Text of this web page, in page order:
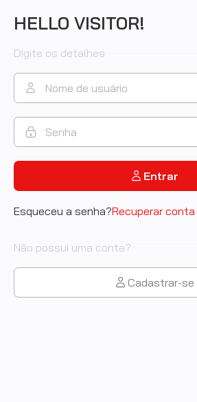
HELLO VISITOR!
Digite os detalhes
Entrar
Esqueceu a senha?Recuperar conta
Não possui uma conta?
Cadastrar-se